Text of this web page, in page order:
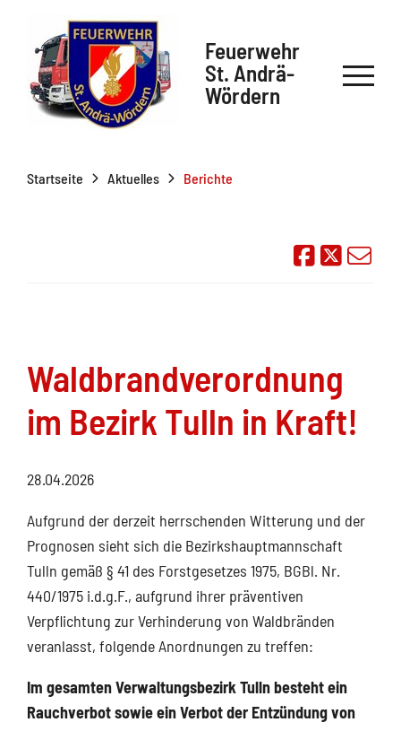
Feuerwehr
St. Andrä-
Wördern
Startseite Aktuelles Berichte
Auf
Waldbrandverordnung
im Bezirk Tulln in Kraft!
28.04.2026
Aufgrund der derzeit herrschenden Witterung und der
Prognosen sieht sich die Bezirkshauptmannschaft
Tulln gemäß § 41 des Forstgesetzes 1975, BGBl. Nr.
440/1975 i.d.g.F., aufgrund ihrer präventiven
Verpflichtung zur Verhinderung von Waldbränden
veranlasst, folgende Anordnungen zu treffen:
Im gesamten Verwaltungsbezirk Tulln besteht ein
Rauchverbot sowie ein Verbot der Entzündung von